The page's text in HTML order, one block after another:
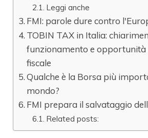
Leggi anche
FMI: parole dure contro
TOBIN TAX in Italia:
funzionamento e
fiscale
Qualche è la Borsa più
mondo?
FMI prepara il salvataggio
Related posts: